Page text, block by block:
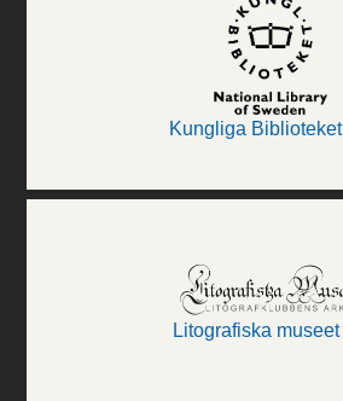
Kungliga Biblioteket
Litografiska museet